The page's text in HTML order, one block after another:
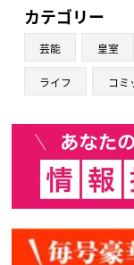
カテゴリー
芸能 皇室
ライフ コミ